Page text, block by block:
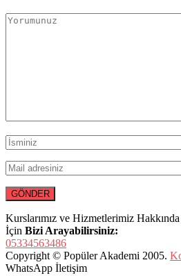
Kurslarımız ve Hizmetlerimiz
İçin Bizi Arayabilirsiniz:
05334563486
Copyright © Popüler Akademi 2005.
WhatsApp İletişim